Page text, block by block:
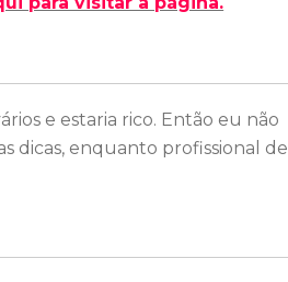
e estaria rico. Então eu não
dicas, enquanto profissional de